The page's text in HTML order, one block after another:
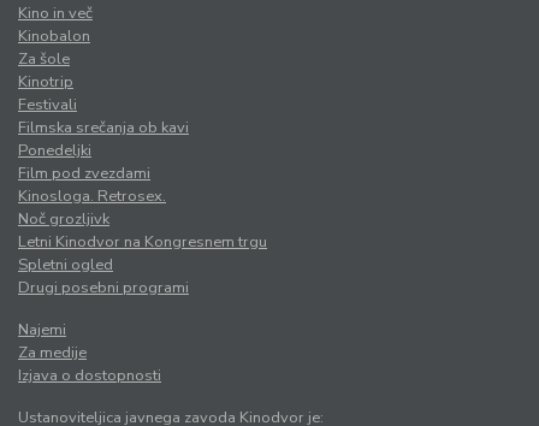
Kino in več
Kinobalon
Za šole
Kinotrip
Festivali
Filmska srečanja ob kavi
Ponedeljki
Film pod zvezdami
Kinosloga. Retrosex.
Noč grozljivk
Letni Kinodvor na Kongresnem trgu
Spletni ogled
Drugi posebni programi
Najemi
Za medije
Izjava o dostopnosti
Ustanoviteljica javnega zavoda Kinodvor je: